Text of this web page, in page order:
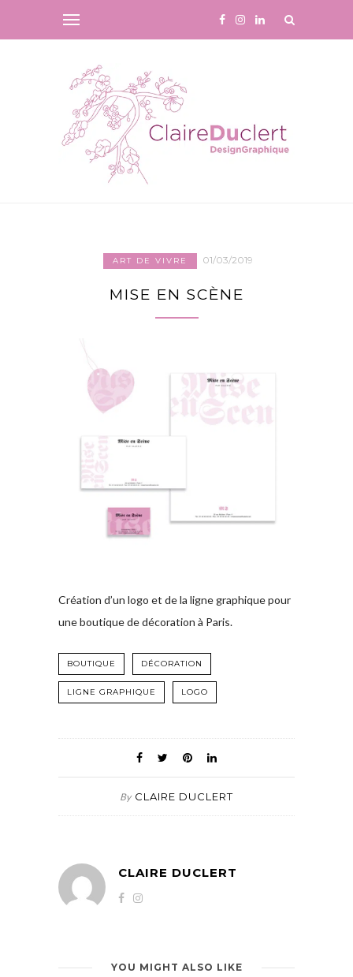
ART DE VIVRE 01/03/2019
MISE EN SCÈNE
Création d’un logo et de la ligne graphique pour
une boutique de décoration à Paris.
BOUTIQUE DÉCORATION
LIGNE GRAPHIQUE LOGO
By CLAIRE DUCLERT
CLAIRE DUCLERT
YOU MIGHT ALSO LIKE